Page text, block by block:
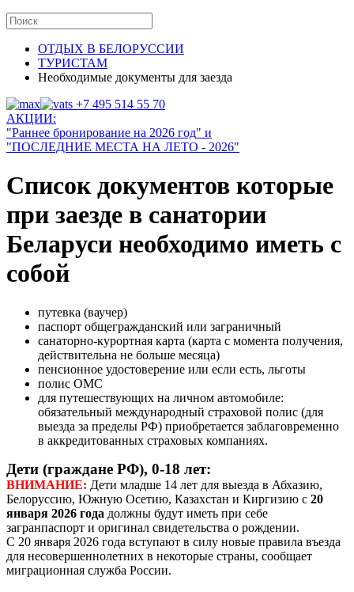
ОТДЫХ В БЕЛОРУССИИ
ТУРИСТАМ
Необходимые документы для заезда
+7 495 514 55 70
АКЦИИ:
"Раннее бронирование на 2026 год" и
"ПОСЛЕДНИЕ МЕСТА НА ЛЕТО - 2026"
Список документов которые
при заезде в санатории
Беларуси необходимо иметь с
собой
путевка (ваучер)
паспорт общегражданский или заграничный
санаторно-курортная карта (карта с момента получения,
действительна не больше месяца)
пенсионное удостоверение или если есть, льготы
полис ОМС
для путешествующих на личном автомобиле:
обязательный международный страховой полис (для
выезда за пределы РФ) приобретается заблаговременно
в аккредитованных страховых компаниях.
Дети (граждане РФ), 0-18 лет:
ВНИМАНИЕ: Дети младше 14 лет для выезда в Абхазию,
Белоруссию, Южную Осетию, Казахстан и Киргизию с 20
января 2026 года должны будут иметь при себе
загранпаспорт и оригинал свидетельства о рождении.
С 20 января 2026 года вступают в силу новые правила въезда
для несовершеннолетних в некоторые страны, сообщает
миграционная служба России.